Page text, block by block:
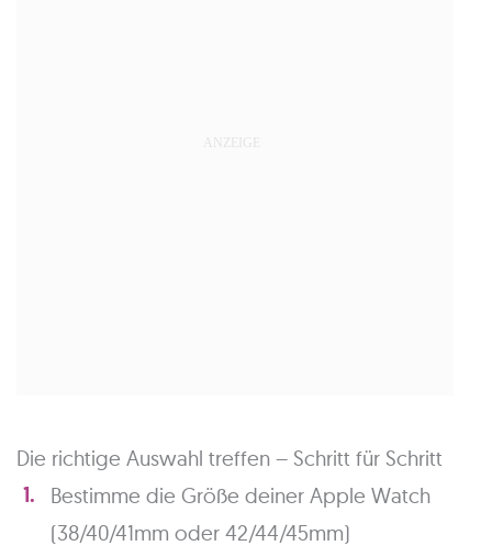
Die richtige Auswahl treffen – Schritt für Schritt
Bestimme die Größe deiner Apple Watch
(38/40/41mm oder 42/44/45mm)